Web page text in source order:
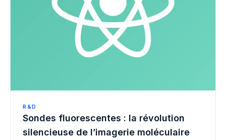
R&D
Sondes fluorescentes : la révolution
silencieuse de l’imagerie moléculaire